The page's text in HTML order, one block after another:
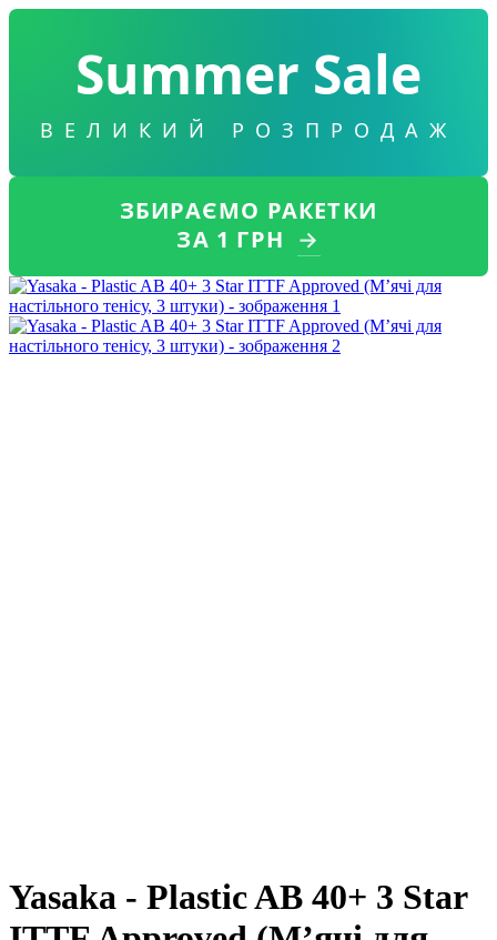
Summer Sale
ВЕЛИКИЙ РОЗПРОДАЖ
ЗБИРАЄМО РАКЕТКИ
ЗА 1 ГРН →
Yasaka - Plastic AB 40+ 3 Star